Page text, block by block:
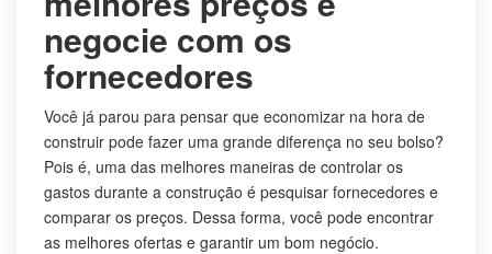
negocie com os
fornecedores
Você já parou para pensar que economizar na hora de
construir pode fazer uma grande diferença no seu bolso?
Pois é, uma das melhores maneiras de controlar os
gastos durante a construção é pesquisar fornecedores e
comparar os preços. Dessa forma, você pode encontrar
as melhores ofertas e garantir um bom negócio.